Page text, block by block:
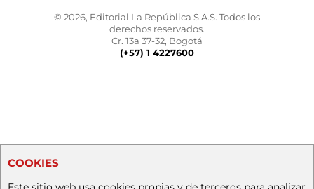
© 2026, Editorial La República S.A.S. Todos los
derechos reservados.
Cr. 13a 37-32, Bogotá
(+57) 1 4227600
COOKIES